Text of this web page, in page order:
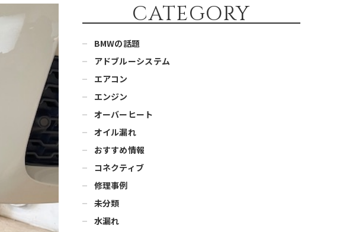
CATEGORY
BMWの話題
アドブルーシステム
エアコン
エンジン
オーバーヒート
オイル漏れ
おすすめ情報
コネクティブ
修理事例
未分類
水漏れ